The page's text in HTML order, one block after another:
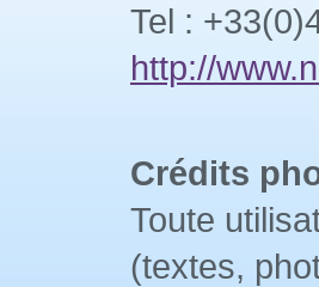
Tel :
http://
Crédits
Toute
(textes,